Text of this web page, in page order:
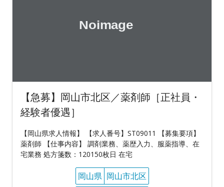
【急募】岡山市北区／薬剤師［正社員・
経験者優遇］
【岡山県求人情報】 【求人番号】ST09011 【募集要項】
薬剤師 【仕事内容】 調剤業務、薬歴入力、服薬指導、在
宅業務 処方箋数：120150枚日 在宅
岡山県 岡山市北区